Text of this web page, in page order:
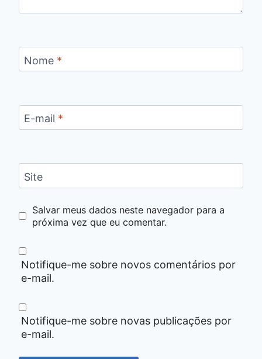
Nome *
E-mail *
Site
Salvar meus dados neste navegador para a
próxima vez que eu comentar.
Notifique-me sobre novos comentários por
e-mail.
Notifique-me sobre novas publicações por
e-mail.